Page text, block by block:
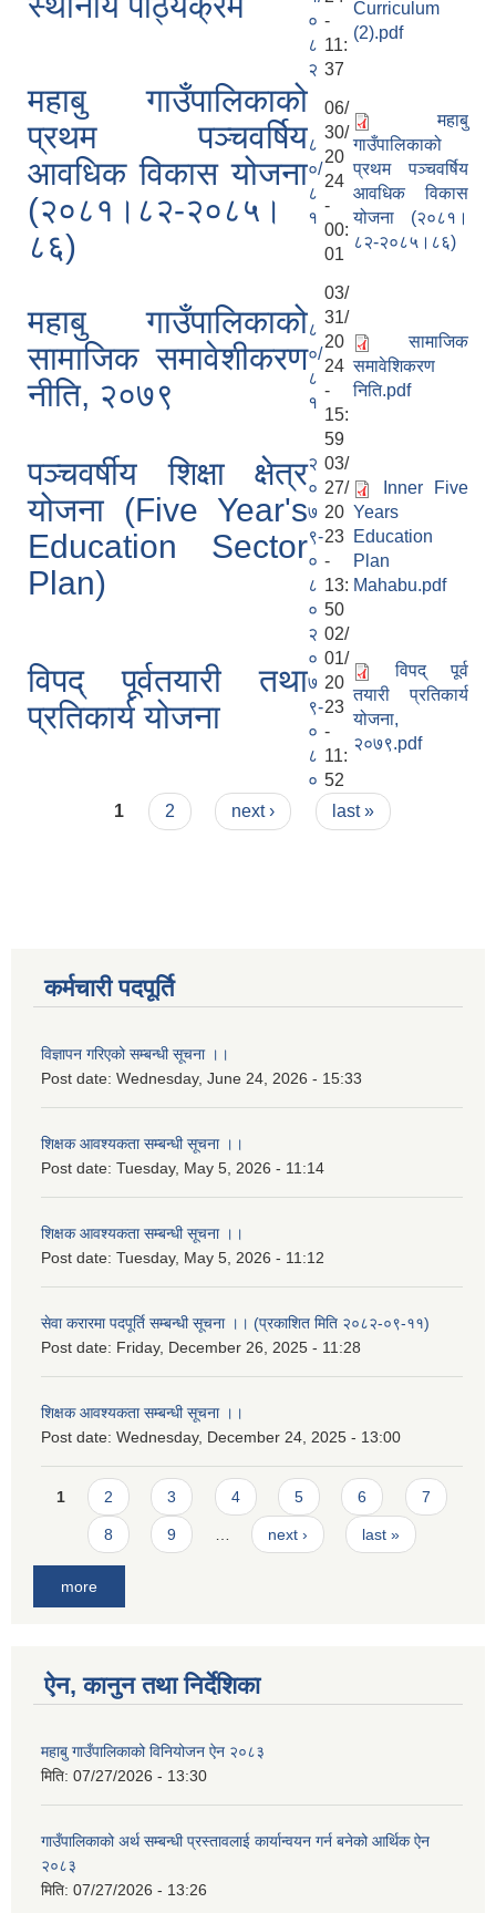
०
८
२
-
11:
37
Curriculum
(2).pdf
महाबु गाउँपालिकाको
प्रथम पञ्चवर्षिय
आवधिक विकास योजना
(२०८१।८२-२०८५।
८६)
८
०/
८
१
06/
30/
20
24
-
00:
01
महाबु
गाउँपालिकाको
प्रथम पञ्चवर्षिय
आवधिक विकास
योजना (२०८१।
८२-२०८५।८६)
महाबु गाउँपालिकाको
सामाजिक समावेशीकरण
नीति, २०७९
८
०/
८
१
03/
31/
20
24
-
15:
59
सामाजिक
समावेशिकरण
निति.pdf
पञ्चवर्षीय शिक्षा क्षेत्र
योजना (Five Year's
Education Sector
Plan)
२
०
७
९-
०
८
०
03/
27/
20
23
-
13:
50
Inner Five
Years
Education
Plan
Mahabu.pdf
विपद् पूर्वतयारी तथा
प्रतिकार्य योजना
२
०
७
९-
०
८
०
02/
01/
20
23
-
11:
52
विपद् पूर्व
तयारी प्रतिकार्य
योजना,
२०७९.pdf
Pages
1 2 next › last »
कर्मचारी पदपूर्ति
विज्ञापन गरिएको सम्बन्धी सूचना ।।
Post date: Wednesday, June 24, 2026 - 15:33
शिक्षक आवश्यकता सम्बन्धी सूचना ।।
Post date: Tuesday, May 5, 2026 - 11:14
शिक्षक आवश्यकता सम्बन्धी सूचना ।।
Post date: Tuesday, May 5, 2026 - 11:12
सेवा करारमा पदपूर्ति सम्बन्धी सूचना ।। (प्रकाशित मिति २०८२-०९-११)
Post date: Friday, December 26, 2025 - 11:28
शिक्षक आवश्यकता सम्बन्धी सूचना ।।
Post date: Wednesday, December 24, 2025 - 13:00
Pages
1 2 3 4 5 6 7
8 9 … next › last »
more
ऐन, कानुन तथा निर्देशिका
महाबु गाउँपालिकाको विनियोजन ऐन २०८३
मिति: 07/27/2026 - 13:30
गाउँपालिकाको अर्थ सम्बन्धी प्रस्तावलाई कार्यान्वयन गर्न बनेको आर्थिक ऐन
२०८३
मिति: 07/27/2026 - 13:26